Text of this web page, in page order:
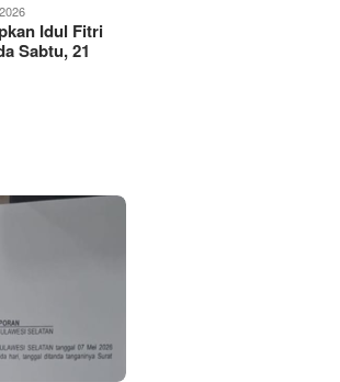
Idul Fitri
Sabtu, 21